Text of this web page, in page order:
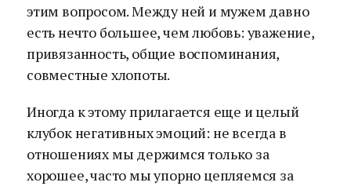
этим вопросом. Между ней и мужем давно
есть нечто большее, чем любовь: уважение,
привязанность, общие воспоминания,
совместные хлопоты.
Иногда к этому прилагается еще и целый
клубок негативных эмоций: не всегда в
отношениях мы держимся только за
хорошее, часто мы упорно цепляемся за